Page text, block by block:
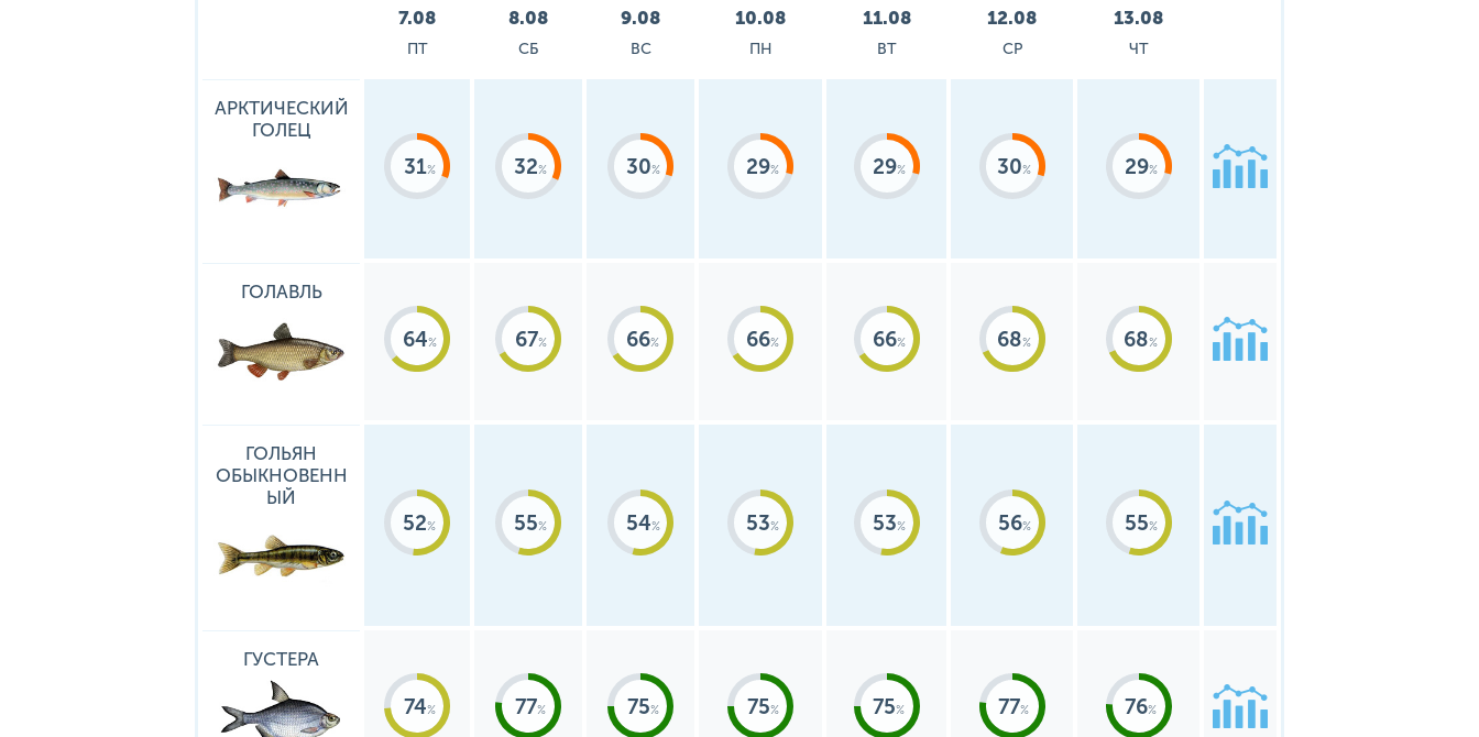
7.08
ПТ
8.08
СБ
9.08
ВС
10.08
ПН
11.08
ВТ
12.08
СР
13.08
ЧТ
АРКТИЧЕСКИЙ
ГОЛЕЦ
31 32 30 29 29 30 29
ГОЛАВЛЬ
64 67 66 66 66 68 68
ГОЛЬЯН
ОБЫКНОВЕНН
ЫЙ
52 55 54 53 53 56 55
ГУСТЕРА
74 77 75 75 75 77 76